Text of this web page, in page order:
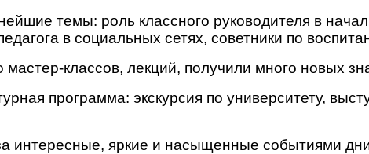
темы: роль классного руководителя в
в социальных сетях, советники по
классов, лекций, получили много новых
программа: экскурсия по университету,
интересные, яркие и насыщенные событиями